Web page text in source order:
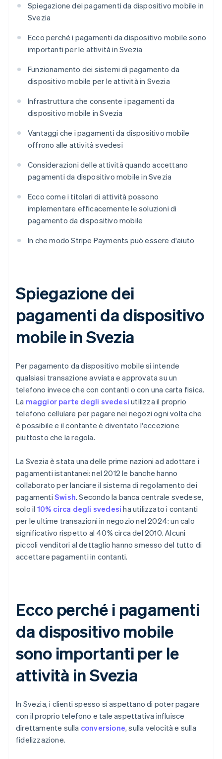
Spiegazione dei pagamenti da dispositivo mobile in
Svezia
Ecco perché i pagamenti da dispositivo mobile sono
importanti per le attività in Svezia
Funzionamento dei sistemi di pagamento da
dispositivo mobile per le attività in Svezia
Infrastruttura che consente i pagamenti da
dispositivo mobile in Svezia
Vantaggi che i pagamenti da dispositivo mobile
offrono alle attività svedesi
Considerazioni delle attività quando accettano
pagamenti da dispositivo mobile in Svezia
Ecco come i titolari di attività possono
implementare efficacemente le soluzioni di
pagamento da dispositivo mobile
In che modo Stripe Payments può essere d'aiuto
Spiegazione dei
pagamenti da dispositivo
mobile in Svezia
Per pagamento da dispositivo mobile si intende
qualsiasi transazione avviata e approvata su un
telefono invece che con contanti o con una carta fisica.
La maggior parte degli svedesi utilizza il proprio
telefono cellulare per pagare nei negozi ogni volta che
è possibile e il contante è diventato l'eccezione
piuttosto che la regola.
La Svezia è stata una delle prime nazioni ad adottare i
pagamenti istantanei: nel 2012 le banche hanno
collaborato per lanciare il sistema di regolamento dei
pagamenti Swish. Secondo la banca centrale svedese,
solo il 10% circa degli svedesi ha utilizzato i contanti
per le ultime transazioni in negozio nel 2024: un calo
significativo rispetto al 40% circa del 2010. Alcuni
piccoli venditori al dettaglio hanno smesso del tutto di
accettare pagamenti in contanti.
Ecco perché i pagamenti
da dispositivo mobile
sono importanti per le
attività in Svezia
In Svezia, i clienti spesso si aspettano di poter pagare
con il proprio telefono e tale aspettativa influisce
direttamente sulla conversione, sulla velocità e sulla
fidelizzazione.